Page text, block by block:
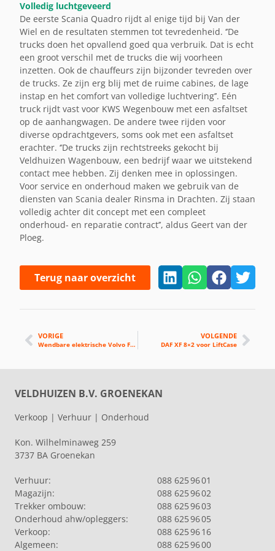
Volledig luchtgeveerd
De eerste Scania Quadro rijdt al enige tijd bij Van der
Wiel en de resultaten stemmen tot tevredenheid. ‘’De
trucks doen het opvallend goed qua verbruik. Dat is echt
een groot verschil met de trucks die wij voorheen
inzetten. Ook de chauffeurs zijn bijzonder tevreden over
de trucks. Ze zijn erg blij met de ruime cabines, de lage
instap en het comfort van volledige luchtvering’’. Eén
truck rijdt vast voor KWS Wegenbouw met een asfaltset
op de aanhangwagen. De andere twee rijden voor
diverse opdrachtgevers, soms ook met een asfaltset
erachter. ‘’De trucks zijn rechtstreeks gekocht bij
Veldhuizen Wagenbouw, een bedrijf waar we uitstekend
contact mee hebben. Zij denken mee in oplossingen.
Voor service en onderhoud maken we gebruik van de
diensten van Scania dealer Rinsma in Drachten. Zij staan
volledig achter dit concept met een compleet
onderhoud- en reparatie contract’’, aldus Geert van der
Ploeg.
Terug naar overzicht
VORIGE
Wendbare elektrische Volvo FM voor Smitgroep
VOLGENDE
DAF XF 8×2 voor LiftCase
VELDHUIZEN B.V. GROENEKAN
Verkoop | Verhuur | Onderhoud
Kon. Wilhelminaweg 259
3737 BA Groenekan
Verhuur:
088 625 96 01
Magazijn:
088 625 96 02
Trekker ombouw:
088 625 96 03
Onderhoud ahw/opleggers:
088 625 96 05
Verkoop:
088 625 96 16
Algemeen:
088 625 96 00